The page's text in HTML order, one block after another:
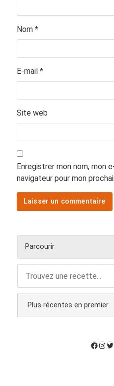
Nom *
E-mail *
Site web
Enregistrer mon nom, mon
navigateur pour mon
Parcourir